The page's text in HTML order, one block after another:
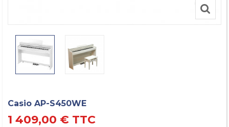
Casio AP-S450WE
1 409,00 € TTC